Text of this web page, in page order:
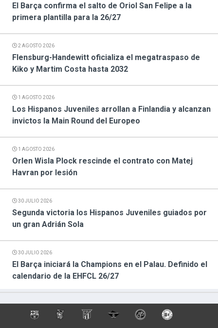
El Barça confirma el salto de Oriol San Felipe a la
primera plantilla para la 26/27
2 AGOSTO 2026
Flensburg-Handewitt oficializa el megatraspaso de
Kiko y Martim Costa hasta 2032
1 AGOSTO 2026
Los Hispanos Juveniles arrollan a Finlandia y alcanzan
invictos la Main Round del Europeo
1 AGOSTO 2026
Orlen Wisla Plock rescinde el contrato con Matej
Havran por lesión
30 JULIO 2026
Segunda victoria los Hispanos Juveniles guiados por
un gran Adrián Sola
30 JULIO 2026
El Barça iniciará la Champions en el Palau. Definido el
calendario de la EHFCL 26/27